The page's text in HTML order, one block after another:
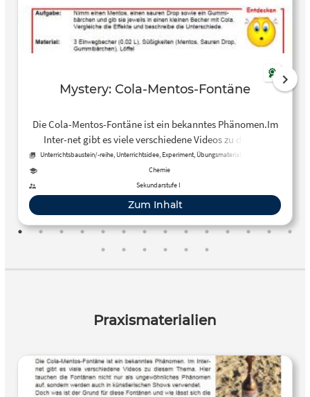
Mystery: Cola-Mentos-Fontäne
Die Cola-Mentos-Fontäne ist ein bekanntes Phänomen.Im
Inter-net gibt es viele verschiedene Videos zu diesem
Thema. Hier tauchen die Fontänennicht nur als
ungewöhnliches Phänomen auf, sondern werden auch in
künstlerischen Shows verwendet. Doch was ist der Grund
für diese Fontänenund wie lässt sich die Größe dieser
Fontänenbeeinflussen?
Unterrichtsbaustein/-reihe, Unterrichtsidee, Experiment, Übungsmaterial, Arbeitsblatt
Chemie
Sekundarstufe I
Zum Inhalt
Praxismaterialien